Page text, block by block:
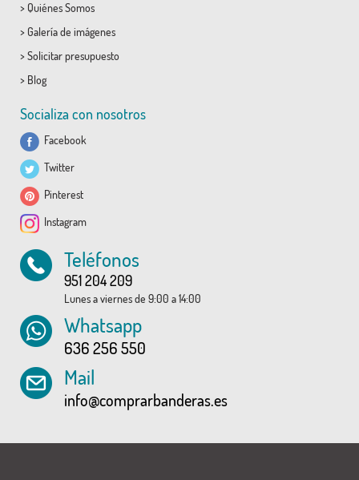
> Quiénes Somos
> Galería de imágenes
> Solicitar presupuesto
> Blog
Socializa con nosotros
Facebook
Twitter
Pinterest
Instagram
Teléfonos
951 204 209
Lunes a viernes de 9:00 a 14:00
Whatsapp
636 256 550
Mail
info@comprarbanderas.es